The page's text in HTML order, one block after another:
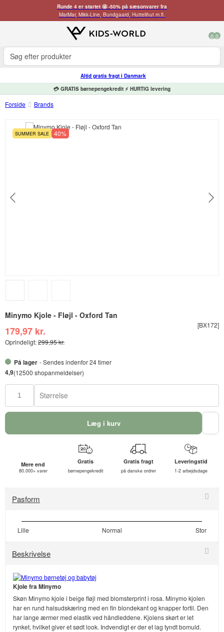
Runde 4 er startet 🤩 -50% på sæsonvarer fra
MarMar, Mikk-Line, Bundgaard, Huttelihut m.fl.
0 0
Altid gratis fragt i Danmark
💳 GRATIS børnepengekredit ⚡ HURTIG levering
Forside Brands
SUMMER SALE 40%
Minymo Kjole - Fløjl - Oxford Tan
[BX172]
179,97 kr.
Oprindeligt:299,95 kr.
På lager - Sendes indenfor 24 timer
4,9(12500 shopanmeldelser)
Størrelse
Læg i kurv
Mere end
80.000+ varer
Gratis
børnepengekredit
Gratis fragt
på danske ordrer
Leveringstid
1-2 arbejdsdage
Pasform
Lille Normal Stor
Beskrivelse
Kjole fra Minymo
Skøn Minymo kjole i beige fløjl med blomsterprint i rosa. Minymo kjolen
har en rund halsudskæring med en fin blondekant og knapper fortil. Den
har lange ærmer med elastik ved håndleddene. Kjolens skørt er let
rynket, hvilket giver et sødt look. Indvendigt er der et lag tyndt bomuld.